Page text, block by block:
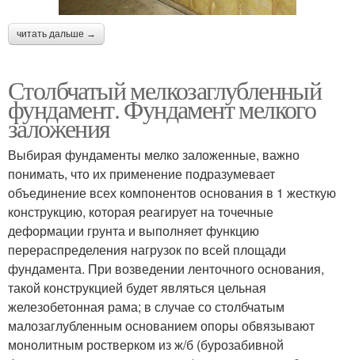
читать дальше →
Столбчатый мелкозаглубленный
фундамент. Фундамент мелкого
заложения
Выбирая фундаменты мелко заложенные, важно
понимать, что их применение подразумевает
объединение всех компонентов основания в 1 жесткую
конструкцию, которая реагирует на точечные
деформации грунта и выполняет функцию
перераспределения нагрузок по всей площади
фундамента. При возведении ленточного основания,
такой конструкцией будет являться цельная
железобетонная рама; в случае со столбчатым
малозаглубленным основанием опоры обвязывают
монолитным ростверком из ж/б (бурозабивной